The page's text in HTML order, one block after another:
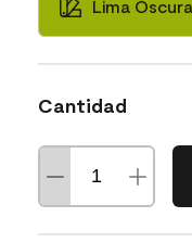
Lima
Cantidad